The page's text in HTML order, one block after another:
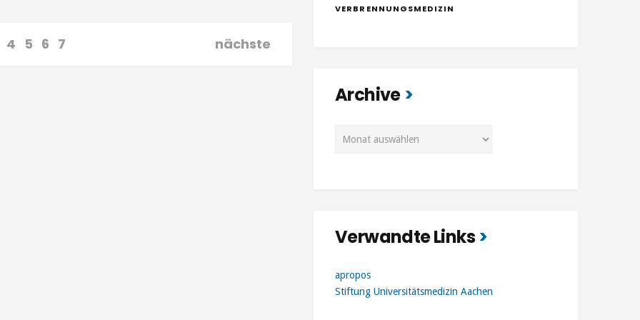
4 5 6 7 nächste
VERBRENNUNGSMEDIZIN
Archive
Verwandte Links
apropos
Stiftung Universitätsmedizin Aachen